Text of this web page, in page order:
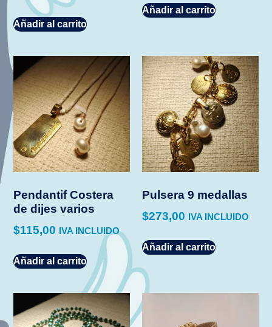
Añadir al carrito
Añadir al carrito
Pendantif Costera
de dijes varios
$115,00 IVA INCLUIDO
Añadir al carrito
Pulsera 9 medallas
$273,00 IVA INCLUIDO
Añadir al carrito